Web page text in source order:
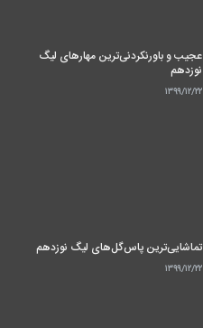
عجیب و باورنکردنی‌ترین مهارهای لیگ
نوزدهم
۱۳۹۹/۱۲/۲۲
تماشایی‌ترین پاس‌گل‌های لیگ نوزدهم
۱۳۹۹/۱۲/۲۲